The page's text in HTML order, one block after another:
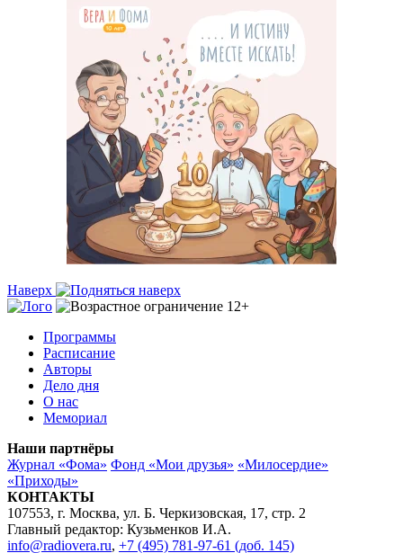
Наверх
Программы
Расписание
Авторы
Дело дня
О нас
Мемориал
Наши партнёры
Журнал «Фома» Фонд «Мои друзья» «Милосердие»
«Приходы»
КОНТАКТЫ
107553, г. Москва, ул. Б. Черкизовская, 17, стр. 2
Главный редактор: Кузьменков И.А.
info@radiovera.ru, +7 (495) 781-97-61 (доб. 145)